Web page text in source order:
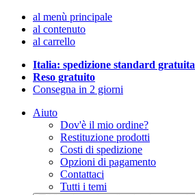
al menù principale
al contenuto
al carrello
Italia: spedizione standard gratuita
Reso gratuito
Consegna in 2 giorni
Aiuto
Dov'è il mio ordine?
Restituzione prodotti
Costi di spedizione
Opzioni di pagamento
Contattaci
Tutti i temi